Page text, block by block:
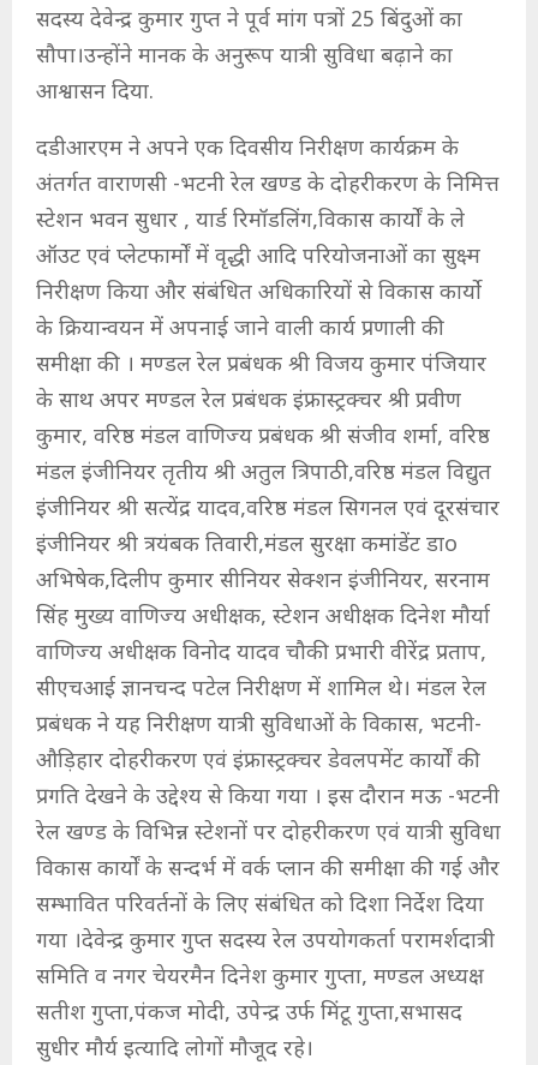
सदस्य देवेन्द्र कुमार गुप्त ने पूर्व मांग पत्रों 25 बिंदुओं का
सौपा।उन्होंने मानक के अनुरूप यात्री सुविधा बढ़ाने का
आश्वासन दिया.
दडीआरएम ने अपने एक दिवसीय निरीक्षण कार्यक्रम के
अंतर्गत वाराणसी -भटनी रेल खण्ड के दोहरीकरण के निमित्त
स्टेशन भवन सुधार , यार्ड रिमॉडलिंग,विकास कार्यों के ले
ऑउट एवं प्लेटफार्मों में वृद्धी आदि परियोजनाओं का सुक्ष्म
निरीक्षण किया और संबंधित अधिकारियों से विकास कार्यो
के क्रियान्वयन में अपनाई जाने वाली कार्य प्रणाली की
समीक्षा की । मण्डल रेल प्रबंधक श्री विजय कुमार पंजियार
के साथ अपर मण्डल रेल प्रबंधक इंफ्रास्ट्रक्चर श्री प्रवीण
कुमार, वरिष्ठ मंडल वाणिज्य प्रबंधक श्री संजीव शर्मा, वरिष्ठ
मंडल इंजीनियर तृतीय श्री अतुल त्रिपाठी,वरिष्ठ मंडल विद्युत
इंजीनियर श्री सत्येंद्र यादव,वरिष्ठ मंडल सिगनल एवं दूरसंचार
इंजीनियर श्री त्रयंबक तिवारी,मंडल सुरक्षा कमांडेंट डाo
अभिषेक,दिलीप कुमार सीनियर सेक्शन इंजीनियर, सरनाम
सिंह मुख्य वाणिज्य अधीक्षक, स्टेशन अधीक्षक दिनेश मौर्या
वाणिज्य अधीक्षक विनोद यादव चौकी प्रभारी वीरेंद्र प्रताप,
सीएचआई ज्ञानचन्द पटेल निरीक्षण में शामिल थे। मंडल रेल
प्रबंधक ने यह निरीक्षण यात्री सुविधाओं के विकास, भटनी-
औड़िहार दोहरीकरण एवं इंफ्रास्ट्रक्चर डेवलपमेंट कार्यों की
प्रगति देखने के उद्देश्य से किया गया । इस दौरान मऊ -भटनी
रेल खण्ड के विभिन्न स्टेशनों पर दोहरीकरण एवं यात्री सुविधा
विकास कार्यों के सन्दर्भ में वर्क प्लान की समीक्षा की गई और
सम्भावित परिवर्तनों के लिए संबंधित को दिशा निर्देश दिया
गया ।देवेन्द्र कुमार गुप्त सदस्य रेल उपयोगकर्ता परामर्शदात्री
समिति व नगर चेयरमैन दिनेश कुमार गुप्ता, मण्डल अध्यक्ष
सतीश गुप्ता,पंकज मोदी, उपेन्द्र उर्फ मिंटू गुप्ता,सभासद
सुधीर मौर्य इत्यादि लोगों मौजूद रहे।